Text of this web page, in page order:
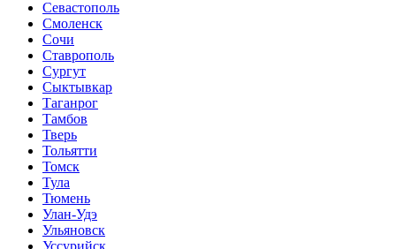
Севастополь
Смоленск
Сочи
Ставрополь
Сургут
Сыктывкар
Таганрог
Тамбов
Тверь
Тольятти
Томск
Тула
Тюмень
Улан-Удэ
Ульяновск